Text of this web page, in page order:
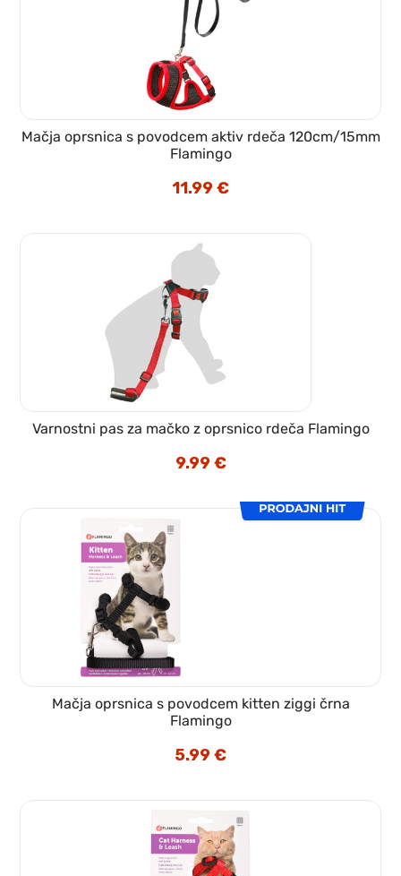
Mačja oprsnica s povodcem aktiv rdeča 120cm/15mm
Flamingo
11.99€
Varnostni pas za mačko z oprsnico rdeča Flamingo
9.99€
Mačja oprsnica s povodcem kitten ziggi črna
Flamingo
5.99€